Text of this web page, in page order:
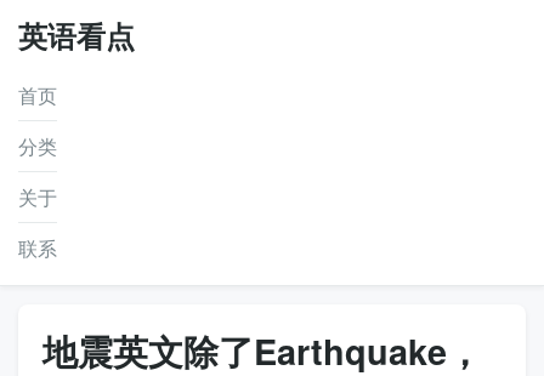
英语看点
首页
分类
关于
联系
地震英文除了Earthquake，